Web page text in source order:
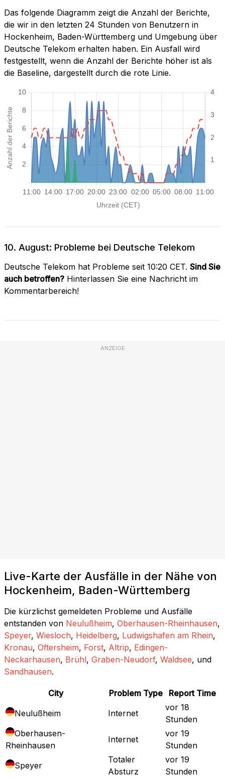
Das folgende Diagramm zeigt die Anzahl der Berichte,
die wir in den letzten 24 Stunden von Benutzern in
Hockenheim, Baden-Württemberg und Umgebung über
Deutsche Telekom erhalten haben. Ein Ausfall wird
festgestellt, wenn die Anzahl der Berichte höher ist als
die Baseline, dargestellt durch die rote Linie.
10. August: Probleme bei Deutsche Telekom
Deutsche Telekom hat Probleme seit 10:20 CET. Sind Sie
auch betroffen? Hinterlassen Sie eine Nachricht im
Kommentarbereich!
ANZEIGE
Live-Karte der Ausfälle in der Nähe von
Hockenheim, Baden-Württemberg
Die kürzlichst gemeldeten Probleme und Ausfälle
entstanden von Neulußheim, Oberhausen-Rheinhausen,
Speyer, Wiesloch, Heidelberg, Ludwigshafen am Rhein,
Kronau, Oftersheim, Forst, Altrip, Edingen-
Neckarhausen, Brühl, Graben-Neudorf, Waldsee, und
Sandhausen.
City Problem Type
Report Time
Neulußheim
Internet
vor 18
Stunden
Oberhausen-
Rheinhausen
Internet
vor 19
Stunden
Speyer
Totaler
Absturz
vor 19
Stunden